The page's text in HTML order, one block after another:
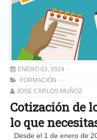
ENERO 03, 2024
FORMACIÓN
JOSE CARLOS MUÑOZ
Cotización de
lo que
Desde el 1 de enero de